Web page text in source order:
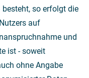
so erfolgt die
auf
und
ist - soweit
ohne Angabe